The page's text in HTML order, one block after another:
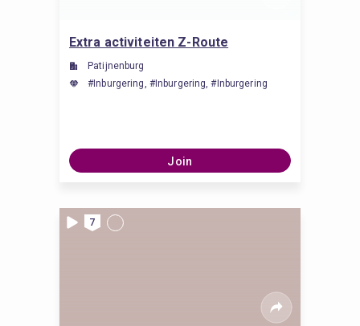
Extra activiteiten Z-Route
Patijnenburg
#Inburgering, #Inburgering, #Inburgering
Join
7